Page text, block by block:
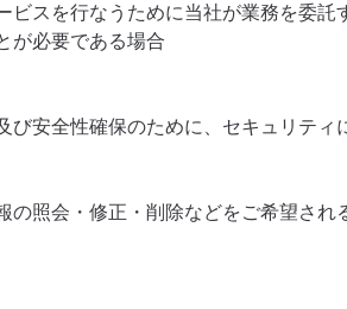
ビスを行なうために当社が業務を委
が必要である場合
び安全性確保のために、セキュリティ
の照会・修正・削除などをご希望さ